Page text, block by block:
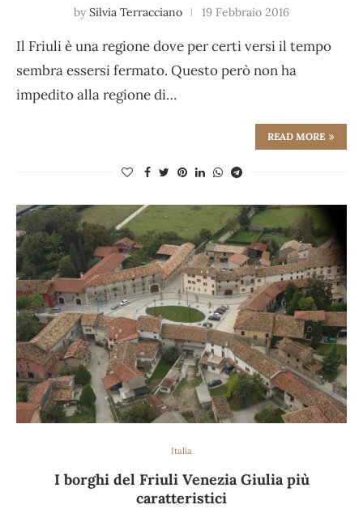
by Silvia Terracciano 19 Febbraio 2016
Il Friuli è una regione dove per certi versi il tempo
sembra essersi fermato. Questo però non ha
impedito alla regione di…
READ MORE
Italia
I borghi del Friuli Venezia Giulia più
caratteristici